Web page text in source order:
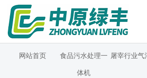
网站首页 食品污水处理一
体机
屠宰行业气